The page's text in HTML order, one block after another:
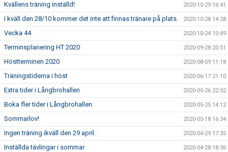
Kvällens träning inställd! 2020-10-29 16:41
I kväll den 28/10 kommer det inte att finnas tränare på plats. 2020-10-28 14:28
Vecka 44 2020-10-24 10:49
Terminsplanering HT 2020 2020-09-28 20:51
Höstterminen 2020 2020-08-09 11:18
Träningstiderna i höst 2020-06-17 21:10
Extra tider i Långbrohallen 2020-05-26 22:02
Boka fler tider i Långbrohallen 2020-05-25 14:12
Sommarlov! 2020-05-18 16:34
Ingen träning ikväll den 29 april. 2020-04-29 17:35
Inställda tävlingar i sommar 2020-04-28 18:36